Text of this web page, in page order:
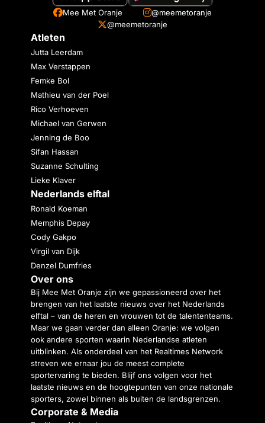
Mee Met Oranje
@meemetoranje
@meemetoranje
Atleten
Jutta Leerdam
Max Verstappen
Femke Bol
Mathieu van der Poel
Rico Verhoeven
Michael van Gerwen
Jenning de Boo
Sifan Hassan
Suzanne Schulting
Lieke Klaver
Nederlands elftal
Ronald Koeman
Memphis Depay
Cody Gakpo
Virgil van Dijk
Denzel Dumfries
Over ons
Bij Mee Met Oranje zijn we gepassioneerd over het
brengen van het laatste nieuws over het Nederlands
elftal – van de heren en vrouwen tot de talententeams.
Maar we gaan verder dan alleen Oranje: we volgen
ook andere sporten waarin Nederlandse atleten
uitblinken. Als onderdeel van het Realtimes Network
streven we ernaar jou de meest complete
sportervaring te bieden. Blijf ons volgen voor het
laatste nieuws en de hoogtepunten van onze nationale
sporters, zowel binnen als buiten de landsgrenzen.
Corporate & Media